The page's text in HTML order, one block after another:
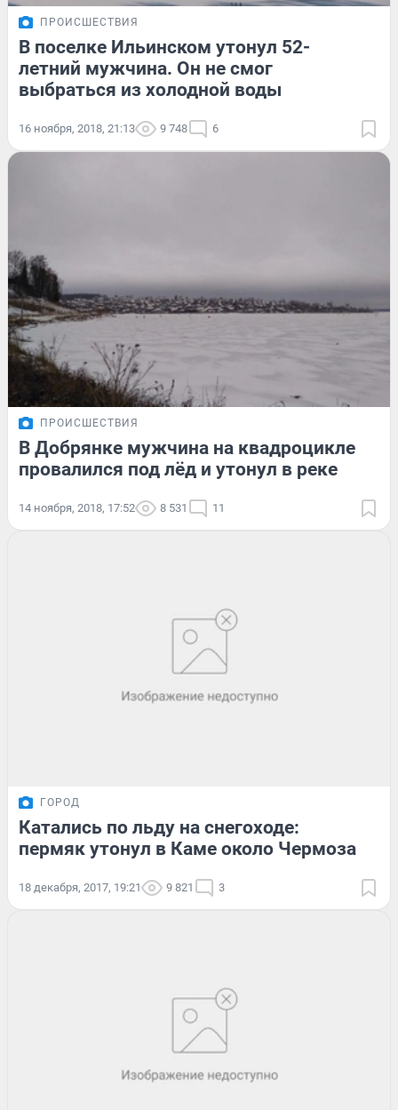
ПРОИСШЕСТВИЯ
В поселке Ильинском утонул 52-
летний мужчина. Он не смог
выбраться из холодной воды
16 ноября, 2018, 21:13 9 748 6
ПРОИСШЕСТВИЯ
В Добрянке мужчина на квадроцикле
провалился под лёд и утонул в реке
14 ноября, 2018, 17:52 8 531 11
ГОРОД
Катались по льду на снегоходе:
пермяк утонул в Каме около Чермоза
18 декабря, 2017, 19:21 9 821 3